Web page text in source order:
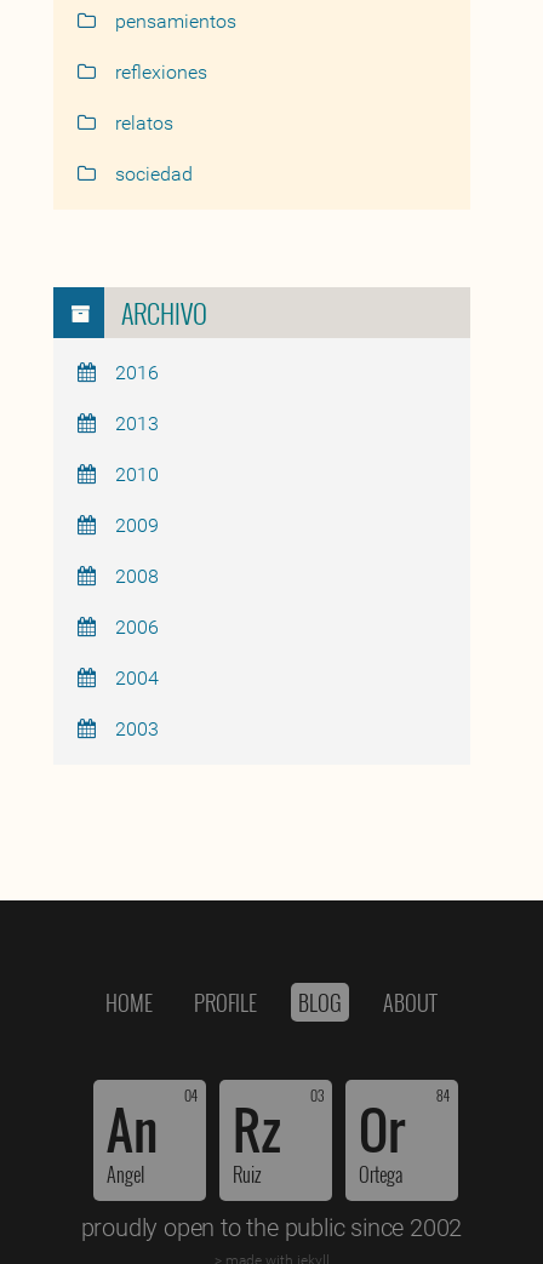
pensamientos
reflexiones
relatos
sociedad
ARCHIVO
2016
2013
2010
2009
2008
2006
2004
2003
HOME PROFILE BLOG ABOUT
04
An
Angel
03
Rz
Ruiz
84
Or
Ortega
proudly open to the public since 2002
> made with jekyll